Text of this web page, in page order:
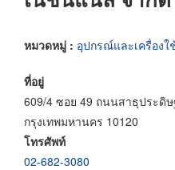
หมวดหมู่ : อุปกรณ์และเครื่อง
ที่อยู่
609/4 ซอย 49 ถนนสาธุประดิ
กรุงเทพมหานคร 10120
โทรศัพท์
02-682-3080